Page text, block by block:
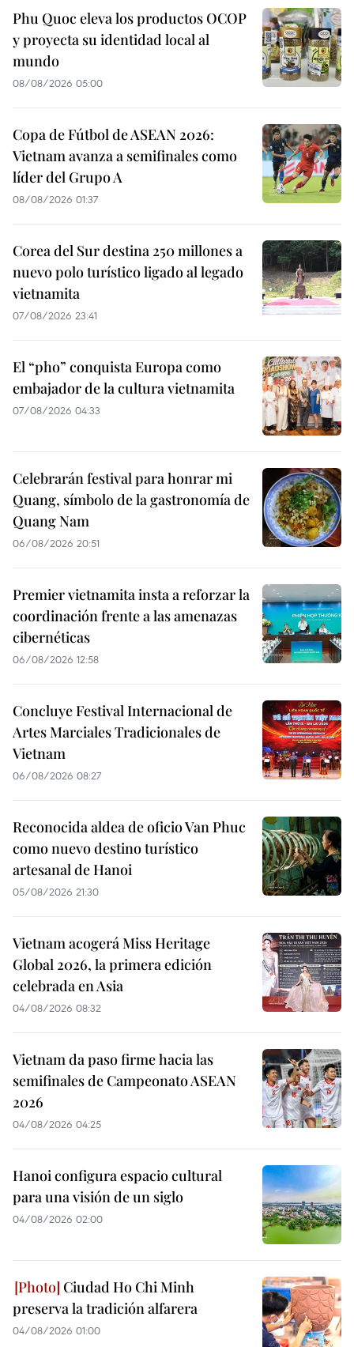
Phu Quoc eleva los productos OCOP
y proyecta su identidad local al
mundo
08/08/2026 05:00
Copa de Fútbol de ASEAN 2026:
Vietnam avanza a semifinales como
líder del Grupo A
08/08/2026 01:37
Corea del Sur destina 250 millones a
nuevo polo turístico ligado al legado
vietnamita
07/08/2026 23:41
El “pho” conquista Europa como
embajador de la cultura vietnamita
07/08/2026 04:33
Celebrarán festival para honrar mi
Quang, símbolo de la gastronomía de
Quang Nam
06/08/2026 20:51
Premier vietnamita insta a reforzar la
coordinación frente a las amenazas
cibernéticas
06/08/2026 12:58
Concluye Festival Internacional de
Artes Marciales Tradicionales de
Vietnam
06/08/2026 08:27
Reconocida aldea de oficio Van Phuc
como nuevo destino turístico
artesanal de Hanoi
05/08/2026 21:30
Vietnam acogerá Miss Heritage
Global 2026, la primera edición
celebrada en Asia
04/08/2026 08:32
Vietnam da paso firme hacia las
semifinales de Campeonato ASEAN
2026
04/08/2026 04:25
Hanoi configura espacio cultural
para una visión de un siglo
04/08/2026 02:00
Ciudad Ho Chi Minh
preserva la tradición alfarera
04/08/2026 01:00